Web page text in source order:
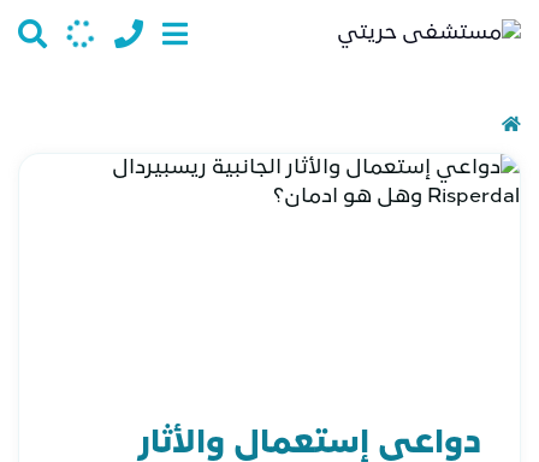
دواعي إستعمال والأثار